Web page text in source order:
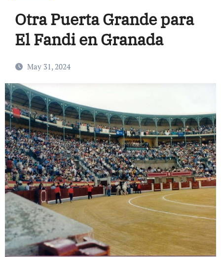
Otra Puerta Grande para
El Fandi en Granada
May 31, 2024